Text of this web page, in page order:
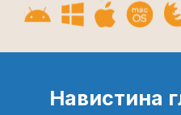
Навистина